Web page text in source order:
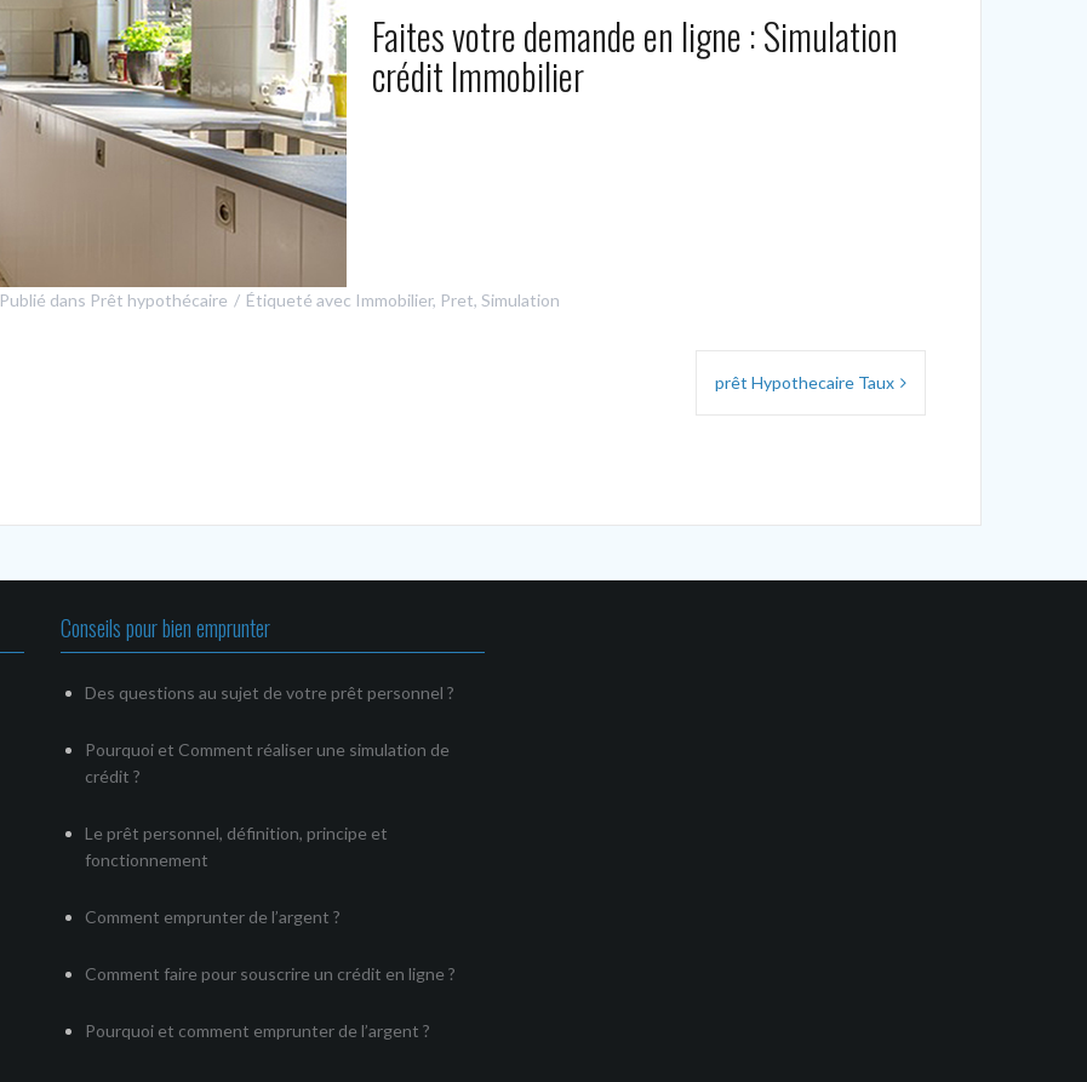
Faites votre demande en ligne : Simulation
crédit Immobilier
Publié dans Prêt hypothécaire Étiqueté avec Immobilier, Pret, Simulation
prêt Hypothecaire Taux
Conseils pour bien emprunter
Des questions au sujet de votre prêt personnel ?
Pourquoi et Comment réaliser une simulation de
crédit ?
Le prêt personnel, définition, principe et
fonctionnement
Comment emprunter de l’argent ?
Comment faire pour souscrire un crédit en ligne ?
Pourquoi et comment emprunter de l’argent ?